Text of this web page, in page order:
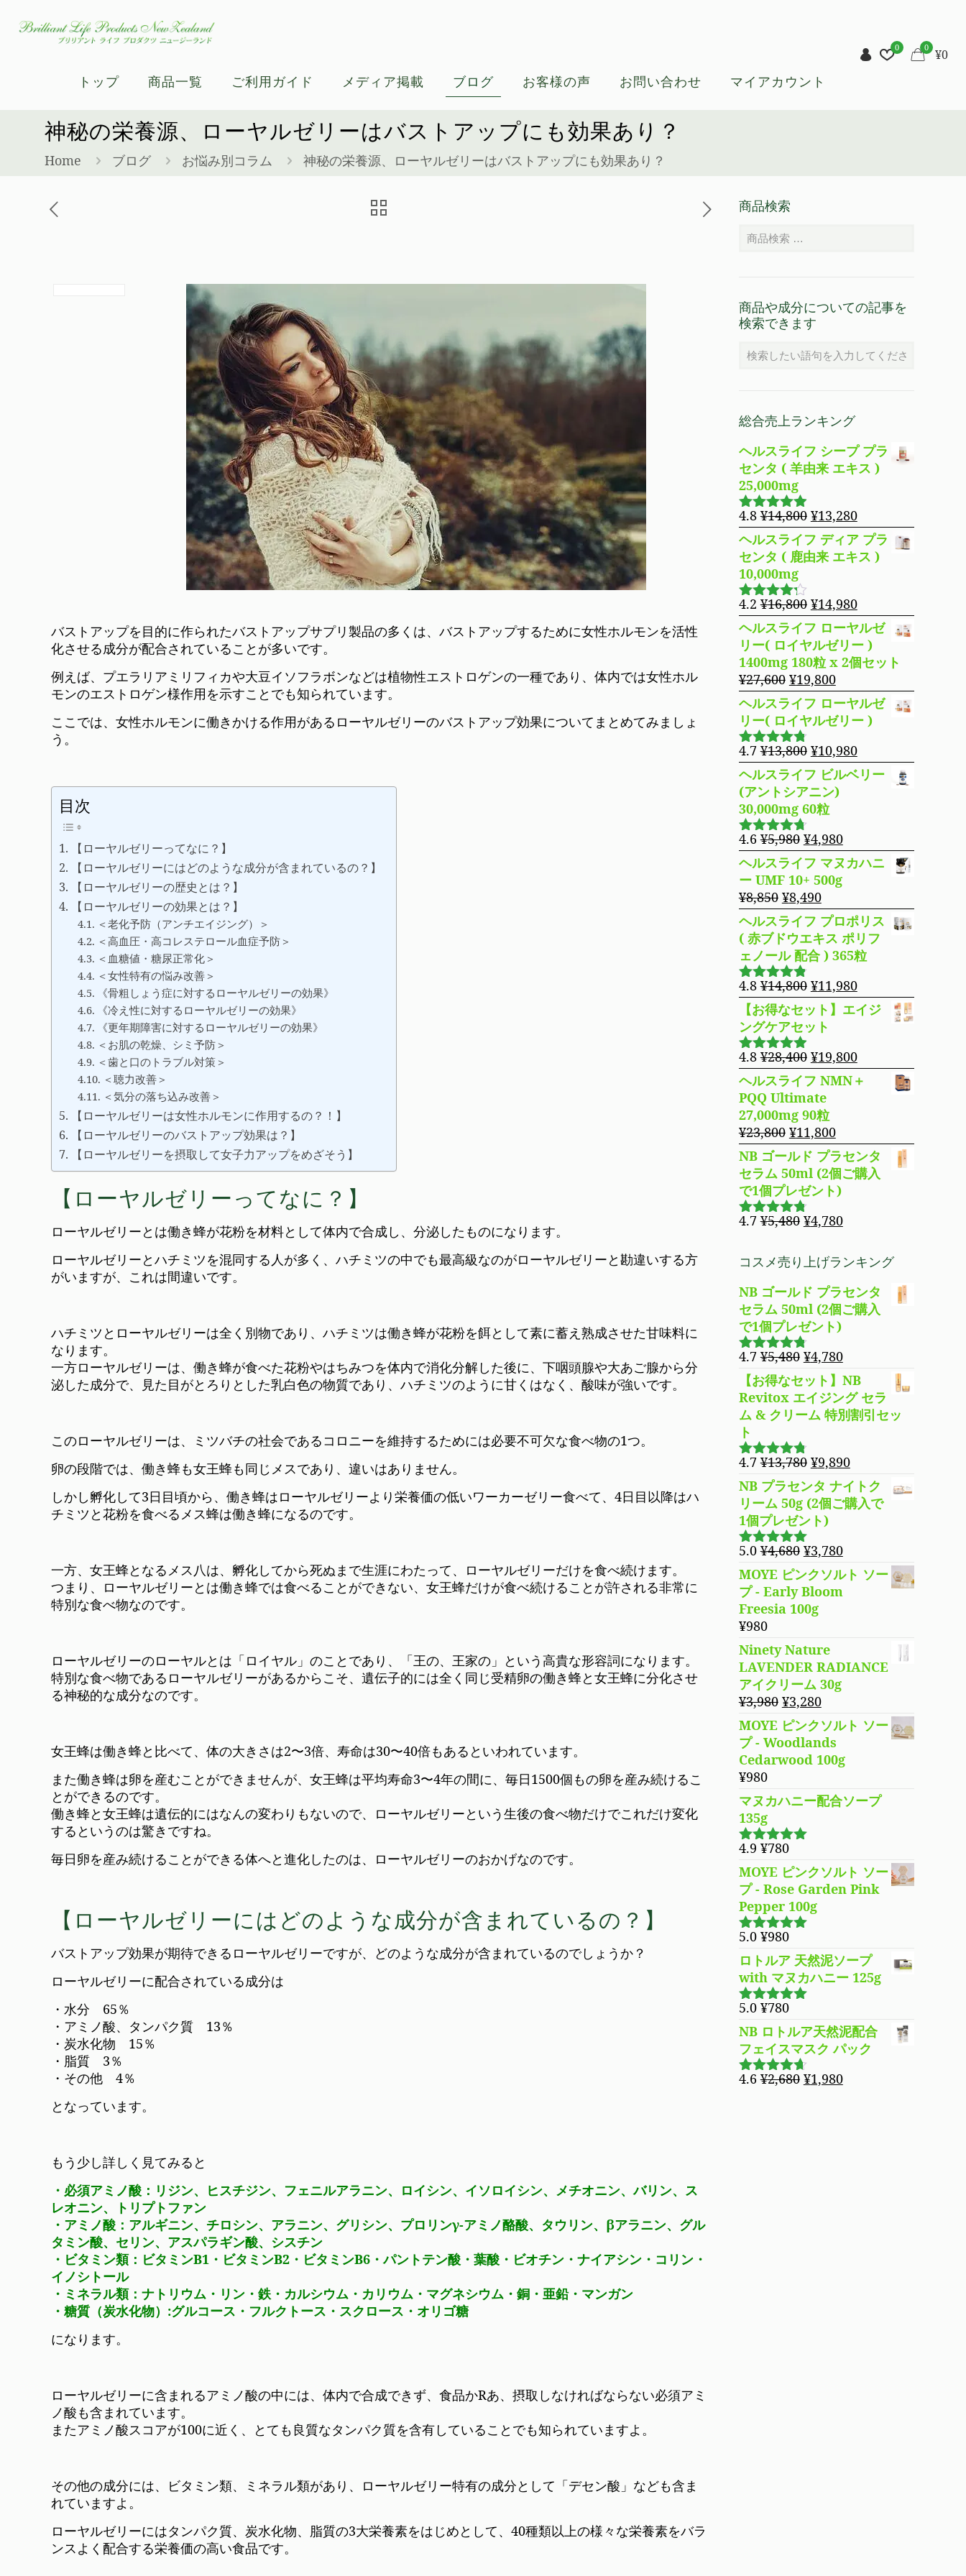
トップ 商品一覧 ご利用ガイド メディア掲載 ブログ お客様の声 お問い合わせ マイアカウント
0 0 ¥0
神秘の栄養源、ローヤルゼリーはバストアップにも効果あり？
Home ブログ お悩み別コラム 神秘の栄養源、ローヤルゼリーはバストアップにも効果あり？
バストアップを目的に作られたバストアップサプリ製品の多くは、バストアップするために女性ホルモンを活性
化させる成分が配合されていることが多いです。
例えば、プエラリアミリフィカや大豆イソフラボンなどは植物性エストロゲンの一種であり、体内では女性ホル
モンのエストロゲン様作用を示すことでも知られています。
ここでは、女性ホルモンに働きかける作用があるローヤルゼリーのバストアップ効果についてまとめてみましょ
う。
目次
【ローヤルゼリーってなに？】
【ローヤルゼリーにはどのような成分が含まれているの？】
【ローヤルゼリーの歴史とは？】
【ローヤルゼリーの効果とは？】
＜老化予防（アンチエイジング）＞
＜高血圧・高コレステロール血症予防＞
＜血糖値・糖尿正常化＞
＜女性特有の悩み改善＞
《骨粗しょう症に対するローヤルゼリーの効果》
《冷え性に対するローヤルゼリーの効果》
《更年期障害に対するローヤルゼリーの効果》
＜お肌の乾燥、シミ予防＞
＜歯と口のトラブル対策＞
＜聴力改善＞
＜気分の落ち込み改善＞
【ローヤルゼリーは女性ホルモンに作用するの？！】
【ローヤルゼリーのバストアップ効果は？】
【ローヤルゼリーを摂取して女子力アップをめざそう】
【ローヤルゼリーってなに？】
ローヤルゼリーとは働き蜂が花粉を材料として体内で合成し、分泌したものになります。
ローヤルゼリーとハチミツを混同する人が多く、ハチミツの中でも最高級なのがローヤルゼリーと勘違いする方
がいますが、これは間違いです。
ハチミツとローヤルゼリーは全く別物であり、ハチミツは働き蜂が花粉を餌として素に蓄え熟成させた甘味料に
なります。
一方ローヤルゼリーは、働き蜂が食べた花粉やはちみつを体内で消化分解した後に、下咽頭腺や大あご腺から分
泌した成分で、見た目がとろりとした乳白色の物質であり、ハチミツのように甘くはなく、酸味が強いです。
このローヤルゼリーは、ミツバチの社会であるコロニーを維持するためには必要不可欠な食べ物の1つ。
卵の段階では、働き蜂も女王蜂も同じメスであり、違いはありません。
しかし孵化して3日目頃から、働き蜂はローヤルゼリーより栄養価の低いワーカーゼリー食べて、4日目以降はハ
チミツと花粉を食べるメス蜂は働き蜂になるのです。
一方、女王蜂となるメス八は、孵化してから死ぬまで生涯にわたって、ローヤルゼリーだけを食べ続けます。
つまり、ローヤルゼリーとは働き蜂では食べることができない、女王蜂だけが食べ続けることが許される非常に
特別な食べ物なのです。
ローヤルゼリーのローヤルとは「ロイヤル」のことであり、「王の、王家の」という高貴な形容詞になります。
特別な食べ物であるローヤルゼリーがあるからこそ、遺伝子的には全く同じ受精卵の働き蜂と女王蜂に分化させ
る神秘的な成分なのです。
女王蜂は働き蜂と比べて、体の大きさは2〜3倍、寿命は30〜40倍もあるといわれています。
また働き蜂は卵を産むことができませんが、女王蜂は平均寿命3〜4年の間に、毎日1500個もの卵を産み続けるこ
とができるのです。
働き蜂と女王蜂は遺伝的にはなんの変わりもないので、ローヤルゼリーという生後の食べ物だけでこれだけ変化
するというのは驚きですね。
毎日卵を産み続けることができる体へと進化したのは、ローヤルゼリーのおかげなのです。
【ローヤルゼリーにはどのような成分が含まれているの？】
バストアップ効果が期待できるローヤルゼリーですが、どのような成分が含まれているのでしょうか？
ローヤルゼリーに配合されている成分は
・水分 65％
・アミノ酸、タンパク質 13％
・炭水化物 15％
・脂質 3％
・その他 4％
となっています。
もう少し詳しく見てみると
・必須アミノ酸：リジン、ヒスチジン、フェニルアラニン、ロイシン、イソロイシン、メチオニン、バリン、ス
レオニン、トリプトファン
・アミノ酸：アルギニン、チロシン、アラニン、グリシン、プロリンγ-アミノ酪酸、タウリン、βアラニン、グル
タミン酸、セリン、アスパラギン酸、シスチン
・ビタミン類：ビタミンB1・ビタミンB2・ビタミンB6・パントテン酸・葉酸・ビオチン・ナイアシン・コリン・
イノシトール
・ミネラル類：ナトリウム・リン・鉄・カルシウム・カリウム・マグネシウム・銅・亜鉛・マンガン
・糖質（炭水化物）:グルコース・フルクトース・スクロース・オリゴ糖
になります。
ローヤルゼリーに含まれるアミノ酸の中には、体内で合成できず、食品かRあ、摂取しなければならない必須アミ
ノ酸も含まれています。
またアミノ酸スコアが100に近く、とても良質なタンパク質を含有していることでも知られていますよ。
その他の成分には、ビタミン類、ミネラル類があり、ローヤルゼリー特有の成分として「デセン酸」なども含ま
れていますよ。
ローヤルゼリーにはタンパク質、炭水化物、脂質の3大栄養素をはじめとして、40種類以上の様々な栄養素をバラ
ンスよく配合する栄養価の高い食品です。
商品検索
商品や成分についての記事を
検索できます
総合売上ランキング
ヘルスライフ シープ プラ
センタ ( 羊由来 エキス )
25,000mg
5段階で
4.83 の評
価
4.8 ¥14,800 元
の
価
格
¥14,800
で
し
た。
¥13,280現
在
の
価
は
¥13,280
で
す。
ヘルスライフ ディア プラ
センタ ( 鹿由来 エキス )
10,000mg
5段階で
4.19 の評
価
4.2 ¥16,800 元
の
価
格
は
¥16,800
で
し
¥14,980現
在
の
価
格
は
¥14,980
で
ヘルスライフ ローヤルゼ
リー( ロイヤルゼリー )
1400mg 180粒 x 2個セット
¥27,600 元
の
価
格
は
¥27,600
で
し
た。
¥19,800現
在
の
価
格
は
¥19,800
で
ヘルスライフ ローヤルゼ
リー( ロイヤルゼリー )
5段階で
4.69 の評
価
4.7 ¥13,800 元
の
価
格
は
¥13,800
で
し
た。
¥10,980現
在
の
¥10,980
で
ヘルスライフ ビルベリー
(アントシアニン)
30,000mg 60粒
5段階で
4.63 の評
価
4.6 ¥5,980 元
の
価
格
は
¥5,980
で
し
た。
¥4,980現
在
の
価
格
は
¥4,980
で
ヘルスライフ マヌカハニ
ー UMF 10+ 500g
¥8,850 元
の
価
格
は
¥8,850
で
し
た。
¥8,490現
在
の
価
格
は
¥8,490
で
す。
ヘルスライフ プロポリス
( 赤ブドウエキス ポリフ
ェノール 配合 ) 365粒
5段階で
4.76の評
価
4.8 ¥14,800 元
の
価
格
は
¥14,800
で
し
た。
¥11,980現
在
の
格
は
¥11,980
【お得なセット】エイジ
ングケアセット
5段階で
4.83 の評
価
4.8 ¥28,400 元
の
価
格
は
¥28,400
で
し
た。
¥19,800現
在
の
は
¥19,800
で
ヘルスライフ NMN＋
PQQ Ultimate
27,000mg 90粒
¥23,800 元
の
価
格
は
¥23,800
た。
¥11,800現
在
の
価
格
は
す。
NB ゴールド プラセンタ
セラム 50ml (2個ご購入
で1個プレゼント)
5段階で
4.7 ¥5,480 元
価
格
は
¥5,480
で
し
た。
¥4,780現
の
価
格
は
す。
コスメ売り上げランキング
NB ゴールド プラセンタ
セラム 50ml (2個ご購入
で1個プレゼント)
5段階で
4.69の評
価
4.7 ¥5,480 元
価
格
は
¥5,480
で
た。
¥4,780現
在
の
価
格
¥4,780
で
す。
【お得なセット】NB
Revitox エイジング セラ
ム & クリーム 特別割引セッ
ト
5段階で
4.70 の評
価
4.7 ¥13,780 元
の
価
格
は
¥13,780
で
し
た。
¥9,890現
在
の
価
¥9,890
で
NB プラセンタ ナイトク
リーム 50g (2個ご購入で
1個プレゼント)
5段階で
5.00の評価
5.0 ¥4,680 元
の
価
格
は
で
し
た。
¥3,780現
在
の
価
で
MOYE ピンクソルト ソー
プ - Early Bloom
Freesia 100g
¥980
Ninety Nature
LAVENDER RADIANCE
アイクリーム 30g
¥3,980 元
の
価
格
は
で
た。
¥3,280現
在
の
価
格
¥3,280
MOYE ピンクソルト ソー
プ - Woodlands
Cedarwood 100g
¥980
マヌカハニー配合ソープ
135g
5段階で
4.94の評価
4.9 ¥780
MOYE ピンクソルト ソー
プ - Rose Garden Pink
Pepper 100g
5段階で
5.00
の評価
5.0 ¥980
ロトルア 天然泥ソープ
with マヌカハニー 125g
5段階で
5.00 の評価
5.0 ¥780
NB ロトルア天然泥配合
フェイスマスク パック
5段階で
4.6 ¥2,680 元
¥1,980現